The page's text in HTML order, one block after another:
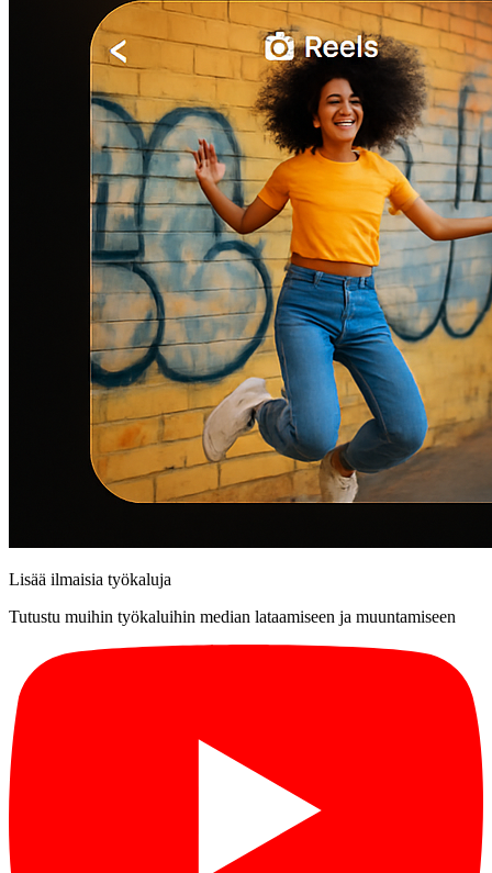
Lisää ilmaisia työkaluja
Tutustu muihin työkaluihin median lataamiseen ja muuntamiseen